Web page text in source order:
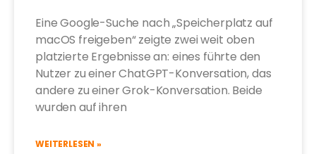
Eine Google-Suche nach „Speicherplatz auf
macOS freigeben“ zeigte zwei weit oben
platzierte Ergebnisse an: eines führte den
Nutzer zu einer ChatGPT-Konversation, das
andere zu einer Grok-Konversation. Beide
wurden auf ihren
WEITERLESEN »